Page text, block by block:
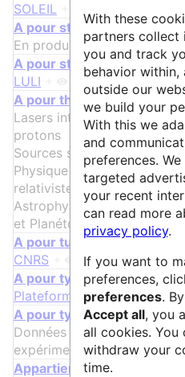
SOLEIL
A pour statut
En production+
A pour structure
LULI
A pour thématique
Lasers intenses + ,
protons
Sources
Sources secondaires de
Physique en champ fort
relativiste
, Physique
Astrophysique de
et Planétologie
+
A pour tutelle
CNRS
etÉcole
A pour type
Plateforme d'acquisition +
A pour type de données
Données instrumentales,
expérimentales+
Appartient à la feuille de
With these
partners collect
you and track
behavior within,
outside our
we build your
With this we
and
preferences.
targeted
your recent
can read more
privacy policy.
If you want to
preferences,
preferences.
Accept all, you
all cookies. You
withdraw your
time.